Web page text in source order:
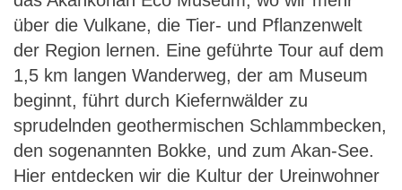
über die Vulkane, die Tier- und Pflanzenwelt
der Region lernen. Eine geführte Tour auf dem
1,5 km langen Wanderweg, der am Museum
beginnt, führt durch Kiefernwälder zu
sprudelnden geothermischen Schlammbecken,
den sogenannten Bokke, und zum Akan-See.
Hier entdecken wir die Kultur der Ureinwohner